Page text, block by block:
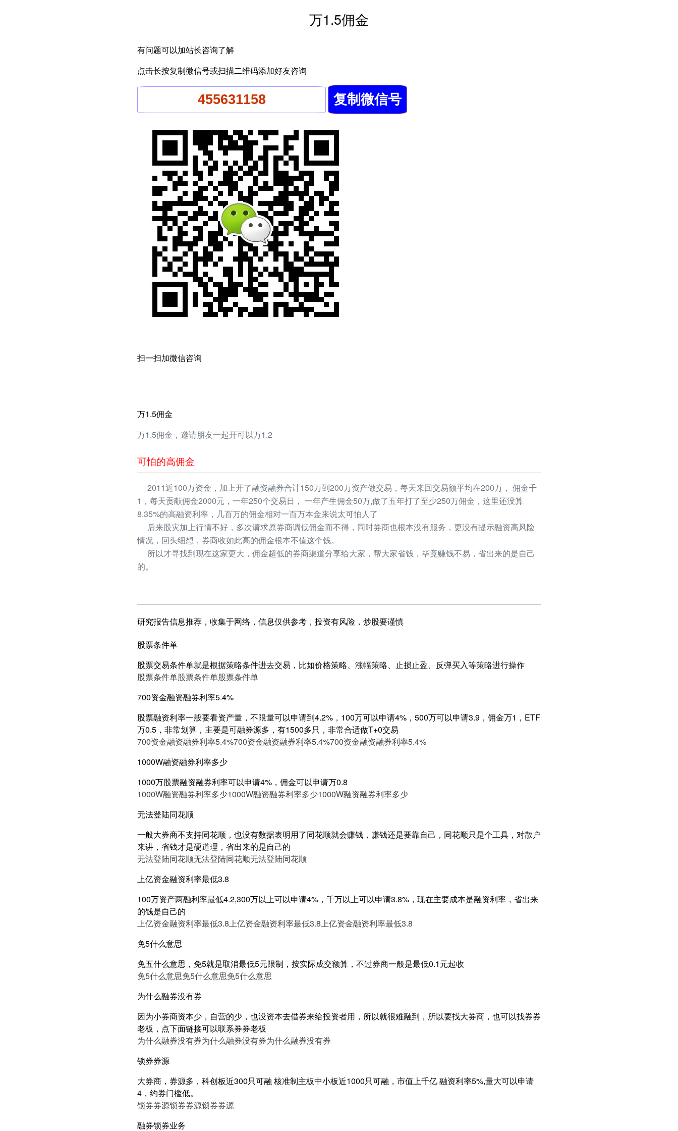
万1.5佣金
有问题可以加站长咨询了解
点击长按复制微信号或扫描二维码添加好友咨询
扫一扫加微信咨询
万1.5佣金
万1.5佣金，邀请朋友一起开可以万1.2
可怕的高佣金
2011近100万资金，加上开了融资融券合计150万到200万资产做交易，每天来回交易额平均在200万， 佣金千
1，每天贡献佣金2000元，一年250个交易日， 一年产生佣金50万,做了五年打了至少250万佣金，这里还没算
8.35%的高融资利率，几百万的佣金相对一百万本金来说太可怕人了
后来股灾加上行情不好，多次请求原券商调低佣金而不得，同时券商也根本没有服务，更没有提示融资高风险
情况，回头细想，券商收如此高的佣金根本不值这个钱。
所以才寻找到现在这家更大，佣金超低的券商渠道分享给大家，帮大家省钱，毕竟赚钱不易，省出来的是自己
的。
研究报告信息推荐，收集于网络，信息仅供参考，投资有风险，炒股要谨慎
股票条件单
股票交易条件单就是根据策略条件进去交易，比如价格策略、涨幅策略、止损止盈、反弹买入等策略进行操作
股票条件单股票条件单股票条件单
700资金融资融券利率5.4%
股票融资利率一般要看资产量，不限量可以申请到4.2%，100万可以申请4%，500万可以申请3.9，佣金万1，ETF
万0.5，非常划算，主要是可融券源多，有1500多只，非常合适做T+0交易
700资金融资融券利率5.4%700资金融资融券利率5.4%700资金融资融券利率5.4%
1000W融资融券利率多少
1000万股票融资融券利率可以申请4%，佣金可以申请万0.8
1000W融资融券利率多少1000W融资融券利率多少1000W融资融券利率多少
无法登陆同花顺
一般大券商不支持同花顺，也没有数据表明用了同花顺就会赚钱，赚钱还是要靠自己，同花顺只是个工具，对散户
来讲，省钱才是硬道理，省出来的是自己的
无法登陆同花顺无法登陆同花顺无法登陆同花顺
上亿资金融资利率最低3.8
100万资产两融利率最低4.2,300万以上可以申请4%，千万以上可以申请3.8%，现在主要成本是融资利率，省出来
的钱是自己的
上亿资金融资利率最低3.8 上亿资金融资利率最低3.8 上亿资金融资利率最低3.8
免5什么意思
免五什么意思，免5就是取消最低5元限制，按实际成交额算，不过券商一般是最低0.1元起收
免5什么意思免5什么意思免5什么意思
为什么融券没有券
因为小券商资本少，自营的少，也没资本去借券来给投资者用，所以就很难融到，所以要找大券商，也可以找券券
老板，点下面链接可以联系券券老板
为什么融券没有券为什么融券没有券为什么融券没有券
锁券券源
大券商，券源多，科创板近300只可融 核准制主板中小板近1000只可融，市值上千亿 融资利率5%,量大可以申请
4，约券门槛低。
锁券券源锁券券源锁券券源
融券锁券业务